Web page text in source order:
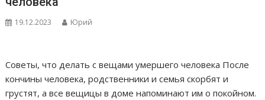
19.12.2023 Юрий
Советы, что делать с вещами умершего человека После
кончины человека, родственники и семья скорбят и
грустят, а все вещицы в доме напоминают им о покойном.